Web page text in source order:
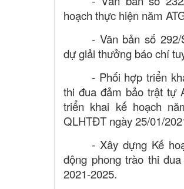
hoạch thực hiện năm
- Văn bản số
dự giải thưởng báo chí
- Phối hợp triển
thi đua đảm bảo trật tự
triển khai kế hoạch
QLHTĐT ngày 25/01/
- Xây dựng Kế
động phong trào thi
2021-2025.